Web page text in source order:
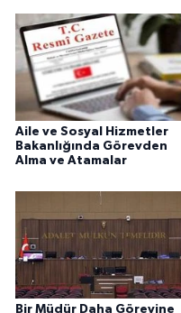
Aile ve Sosyal Hizmetler
Bakanlığında Görevden
Alma ve Atamalar
Bir Müdür Daha Görevine